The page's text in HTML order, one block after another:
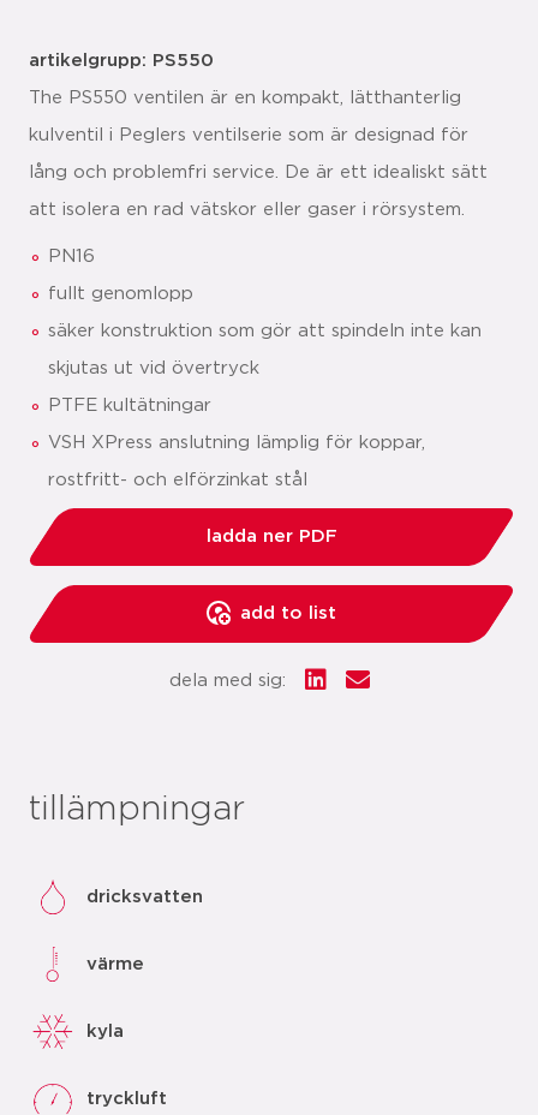
artikelgrupp: PS550
The PS550 ventilen är en kompakt, lätthanterlig
kulventil i Peglers ventilserie som är designad för
lång och problemfri service. De är ett idealiskt sätt
att isolera en rad vätskor eller gaser i rörsystem.
PN16
fullt genomlopp
säker konstruktion som gör att spindeln inte kan
skjutas ut vid övertryck
PTFE kultätningar
VSH XPress anslutning lämplig för koppar,
rostfritt- och elförzinkat stål
ladda ner PDF
add to list
dela med sig:
tillämpningar
dricksvatten
värme
kyla
tryckluft